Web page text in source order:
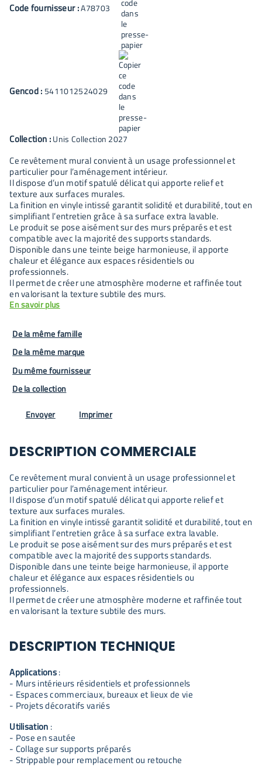
Code fournisseur :A78703
Gencod : 5411012524029
Collection :Unis Collection 2027
Ce revêtement mural convient à un usage professionnel et
particulier pour l’aménagement intérieur.
Il dispose d’un motif spatulé délicat qui apporte relief et
texture aux surfaces murales.
La finition en vinyle intissé garantit solidité et durabilité, tout en
simplifiant l’entretien grâce à sa surface extra lavable.
Le produit se pose aisément sur des murs préparés et est
compatible avec la majorité des supports standards.
Disponible dans une teinte beige harmonieuse, il apporte
chaleur et élégance aux espaces résidentiels ou
professionnels.
Il permet de créer une atmosphère moderne et raffinée tout
en valorisant la texture subtile des murs.
En savoir plus
De la même famille
De la même marque
Du même fournisseur
De la collection
Envoyer Imprimer
DESCRIPTION COMMERCIALE
Ce revêtement mural convient à un usage professionnel et
particulier pour l’aménagement intérieur.
Il dispose d’un motif spatulé délicat qui apporte relief et
texture aux surfaces murales.
La finition en vinyle intissé garantit solidité et durabilité, tout en
simplifiant l’entretien grâce à sa surface extra lavable.
Le produit se pose aisément sur des murs préparés et est
compatible avec la majorité des supports standards.
Disponible dans une teinte beige harmonieuse, il apporte
chaleur et élégance aux espaces résidentiels ou
professionnels.
Il permet de créer une atmosphère moderne et raffinée tout
en valorisant la texture subtile des murs.
DESCRIPTION TECHNIQUE
Applications:
- Murs intérieurs résidentiels et professionnels
- Espaces commerciaux, bureaux et lieux de vie
- Projets décoratifs variés
Utilisation :
- Pose en sautée
- Collage sur supports préparés
- Strippable pour remplacement ou retouche